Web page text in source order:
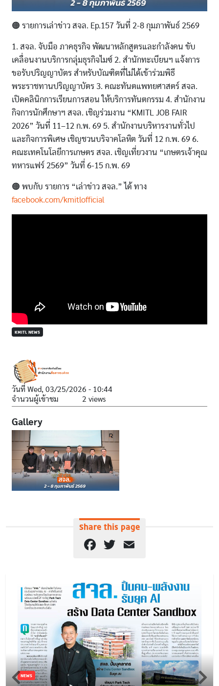
🟠 รายการเล่าข่าว สจล. Ep.157 วันที่ 2-8 กุมภาพันธ์ 2569
1. สจล. จับมือ ภาคธุรกิจ พัฒนาหลักสูตรและกำลังคน ขับ
เคลื่อนงานบริการกลุ่มธุรกิจไมซ์ 2. สำนักทะเบียนฯ แจ้งการ
ขอรับปริญญาบัตร สำหรับบัณฑิตที่ไม่ได้เข้าร่วมพิธี
พระราชทานปริญญาบัตร 3. คณะทันตแพทยศาสตร์ สจล.
เปิดคลินิกการเรียนการสอน ให้บริการทันตกรรม 4. สำนักงาน
กิจการนักศึกษาฯ สจล. เชิญร่วมงาน “KMITL JOB FAIR
2026” วันที่ 11–12 ก.พ. 69 5. สำนักงานบริหารงานทั่วไป
และกิจการพิเศษ เชิญชวนบริจาคโลหิต วันที่ 12 ก.พ. 69 6.
คณะเทคโนโลยีการเกษตร สจล. เชิญเที่ยวงาน “เกษตรเจ้าคุณ
ทหารแฟร์ 2569” วันที่ 6-15 ก.พ. 69
🟠 พบกับ รายการ “เล่าข่าว สจล.” ได้ ทาง
facebook.com/kmitlofficial
KMITL NEWS
วันที่ Wed, 03/25/2026 - 10:44
จำนวนผู้เข้าชม
2 views
Gallery
Share this page
Facebook
Twitter
NEWS